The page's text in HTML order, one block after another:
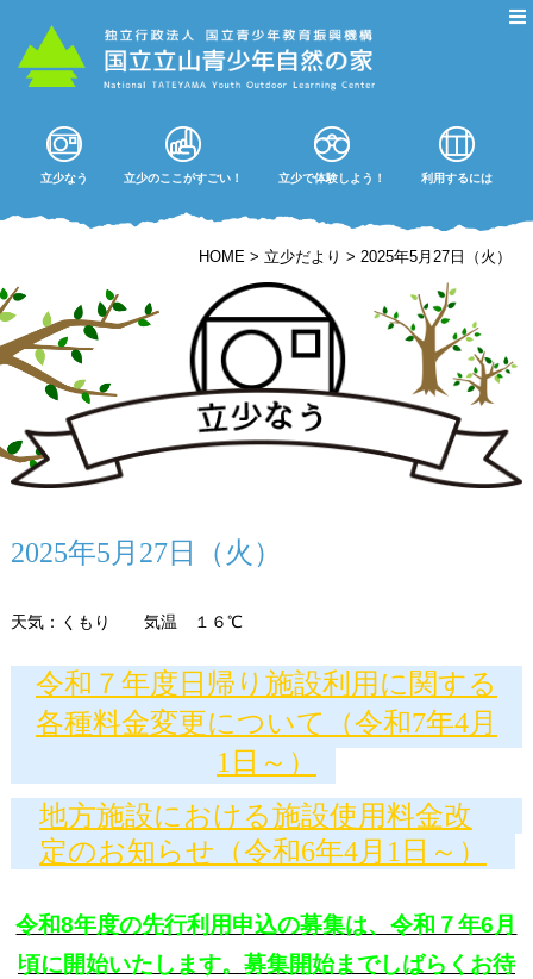
立少なう 立少のここがすごい！ 立少で体験しよう！ 利用するには
HOME > 立少だより >2025年5月27日（火）
2025年5月27日（火）
天気：くもり 気温 １６℃
令和７年度日帰り施設利用に関する
各種料金変更について（令和7年4月
1日～）
地方施設における施設使用料金改
定のお知らせ（令和6年4月1日～）
令和8年度の先行利用申込の募集は、令和７年6月
頃に開始いたします。募集開始までしばらくお待